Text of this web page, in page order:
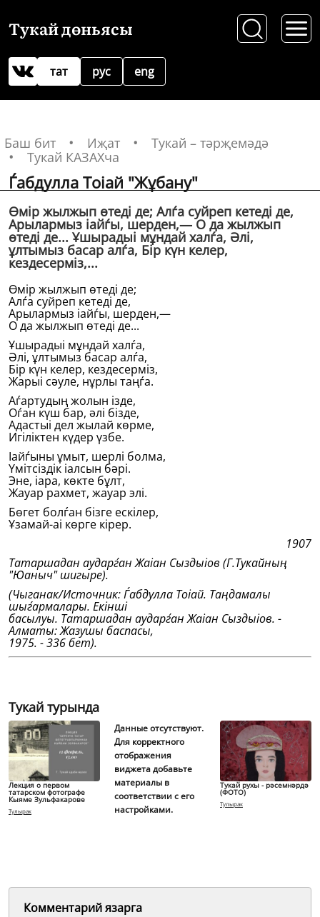
Тукай дөньясы
рус
тат eng
Баш бит Иҗат
Тукай – тәрҗемәдә
Тукай КАЗАХча
Ѓабдулла Тоіай "Жұбану"
Өмiр жылжып өтедi де; Алѓа суйреп кетедi де,
Арылармыз іайѓы, шерден,— О да жылжып
өтедi де... Ұшырадыі мұндай халѓа, Әлi,
ұлтымыз басар алѓа, Бiр күн келер,
кездесермiз,...
Өмiр жылжып өтедi де;
Алѓа суйреп кетедi де,
Арылармыз іайѓы, шерден,—
О да жылжып өтедi де...
Ұшырадыі мұндай халѓа,
Әлi, ұлтымыз басар алѓа,
Бiр күн келер, кездесермiз,
Жарыі сәуле, нұрлы таңѓа.
Аѓартудың жолын iзде,
Оѓан күш бар, әлi бiзде,
Адастыі дел жылай көрме,
Игiлiктен күдер үзбе.
Іайѓыны ұмыт, шерлi болма,
Үмiтсiздiк іалсын бәрi.
Эне, іара, көкте бұлт,
Жауар рахмет, жауар элi.
Бөгет болѓан бiзге ескiлер,
Ұзамай-аі көрге кiрер.
1907
Татаршадан аударѓан Жаіан Сыздыіов (Г.Тукайның
"Юаныч" шигыре).
(Чыганак/Источник: Ѓабдулла Тоіай. Таңдамалы
шыѓармалары. Екiншi
басылуы. Татаршадан аударѓан Жаіан Сыздыіов. -
Алматы: Жазушы баспасы,
1975. - 336 бет).
Тукай турында
Лекция о первом
татарском фотографе
Кыяме Зульфакарове
Тулырак
Данные отсутствуют.
Для корректного
отображения
виджета добавьте
материалы в
соответствии с его
настройками.
Тукай рухы - рәсемнәрдә
(ФОТО)
Тулырак
Комментарий язарга